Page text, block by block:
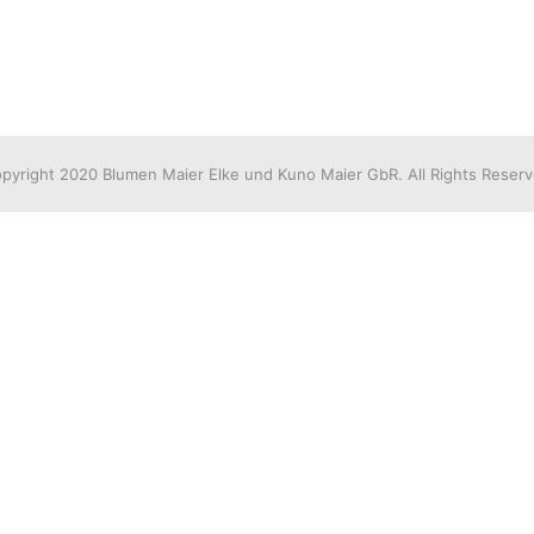
2020 Blumen Maier Elke und Kuno Maier GbR. All Rights